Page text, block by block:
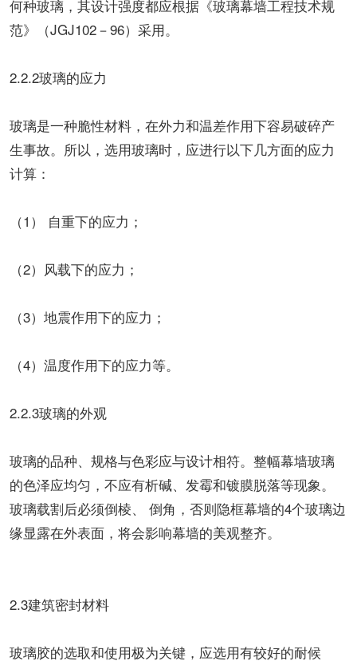
何种玻璃，其设计强度都应根据《玻璃幕墙工程技术规
范》（JGJ102－96）采用。
2.2.2玻璃的应力
玻璃是一种脆性材料，在外力和温差作用下容易破碎产
生事故。所以，选用玻璃时，应进行以下几方面的应力
计算：
（1） 自重下的应力；
（2）风载下的应力；
（3）地震作用下的应力；
（4）温度作用下的应力等。
2.2.3玻璃的外观
玻璃的品种、规格与色彩应与设计相符。整幅幕墙玻璃
的色泽应均匀，不应有析碱、发霉和镀膜脱落等现象。
玻璃载割后必须倒棱、 倒角，否则隐框幕墙的4个玻璃边
缘显露在外表面，将会影响幕墙的美观整齐。
2.3建筑密封材料
玻璃胶的选取和使用极为关键，应选用有较好的耐候